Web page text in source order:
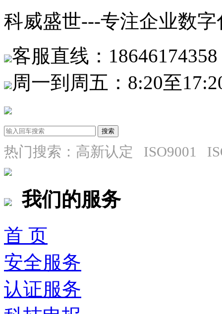
科威盛世---专注企业数
客服直线：18646174358
周一到周五：8:20至
热门搜索：高新认定 ISO9001
我们的服务
首 页
安全服务
认证服务